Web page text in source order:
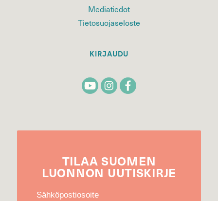
Mediatiedot
Tietosuojaseloste
KIRJAUDU
TILAA SUOMEN
LUONNON UUTIS­KIRJE
Sähköpostiosoite